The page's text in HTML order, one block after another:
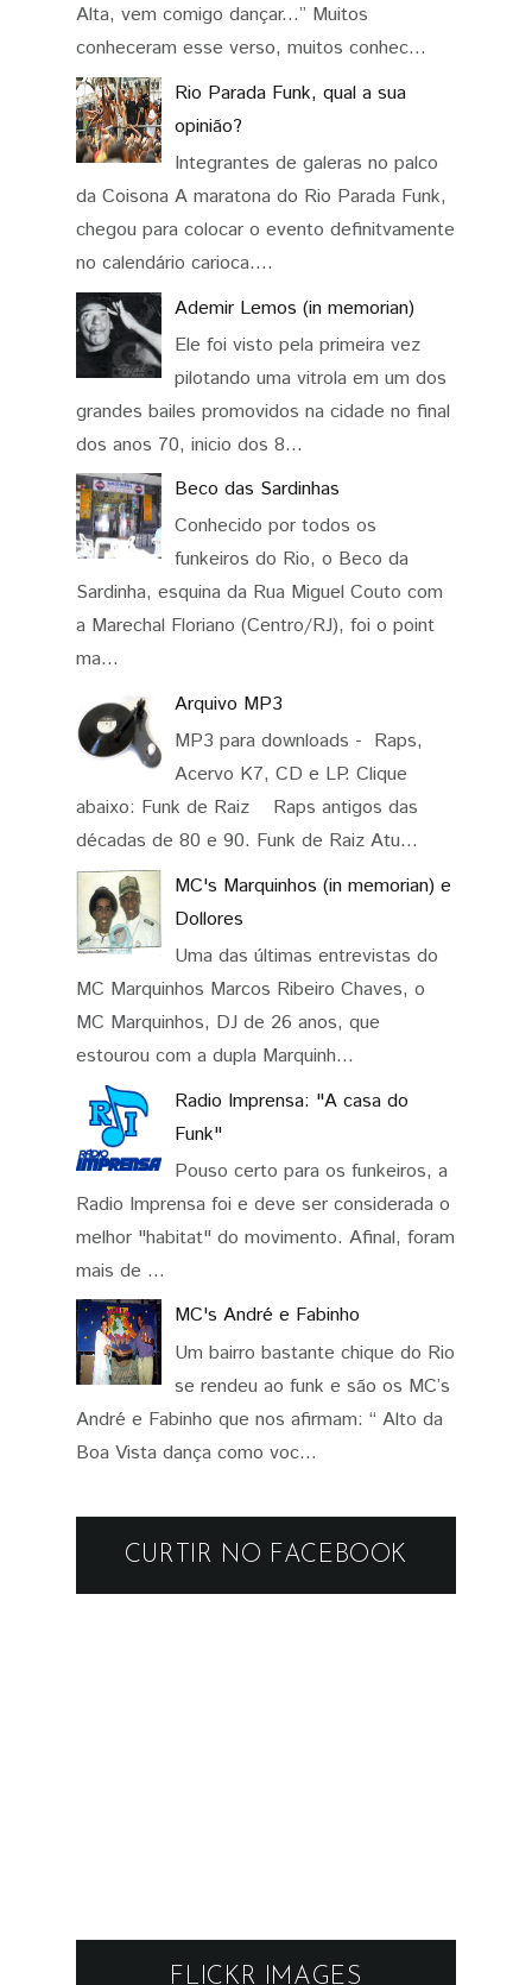
Alta, vem comigo dançar...” Muitos
conheceram esse verso, muitos conhec...
Rio Parada Funk, qual a sua
opinião?
Integrantes de galeras no palco
da Coisona A maratona do Rio Parada Funk,
chegou para colocar o evento definitvamente
no calendário carioca....
Ademir Lemos (in memorian)
Ele foi visto pela primeira vez
pilotando uma vitrola em um dos
grandes bailes promovidos na cidade no final
dos anos 70, inicio dos 8...
Beco das Sardinhas
Conhecido por todos os
funkeiros do Rio, o Beco da
Sardinha, esquina da Rua Miguel Couto com
a Marechal Floriano (Centro/RJ), foi o point
ma...
Arquivo MP3
MP3 para downloads - Raps,
Acervo K7, CD e LP. Clique
abaixo: Funk de Raiz Raps antigos das
décadas de 80 e 90. Funk de Raiz Atu...
MC's Marquinhos (in memorian) e
Dollores
Uma das últimas entrevistas do
MC Marquinhos Marcos Ribeiro Chaves, o
MC Marquinhos, DJ de 26 anos, que
estourou com a dupla Marquinh...
Radio Imprensa: "A casa do
Funk"
Pouso certo para os funkeiros, a
Radio Imprensa foi e deve ser considerada o
melhor "habitat" do movimento. Afinal, foram
mais de ...
MC's André e Fabinho
Um bairro bastante chique do Rio
se rendeu ao funk e são os MC’s
André e Fabinho que nos afirmam: “ Alto da
Boa Vista dança como voc...
CURTIR NO FACEBOOK
FLICKR IMAGES